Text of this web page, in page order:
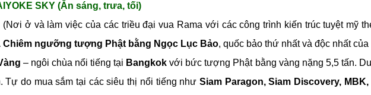
SKY (Ăn sáng, trưa, tối)
(Nơi ở và làm việc của các triều đại vua Rama với các công trình kiến trúc tuyệt mỹ
Chiêm ngưỡng tượng Phật bằng Ngọc Lục Bảo, quốc bảo thứ nhất và độc nhất
– ngôi chùa nổi tiếng tại Bangkokvới bức tượng Phật bằng vàng nặng 5,5 tấn.
Tự do mua sắm tại các siêu thị nổi tiếng như Siam Paragon, Siam Discovery,